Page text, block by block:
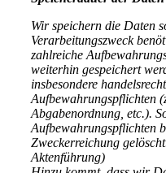
Wir speichern die Daten
Verarbeitungszweck
zahlreiche
weiterhin gespeichert
insbesondere
Aufbewahrungspflichten
Abgabenordnung, etc.).
Aufbewahrungspflichten
Zweckerreichung
Aktenführung)